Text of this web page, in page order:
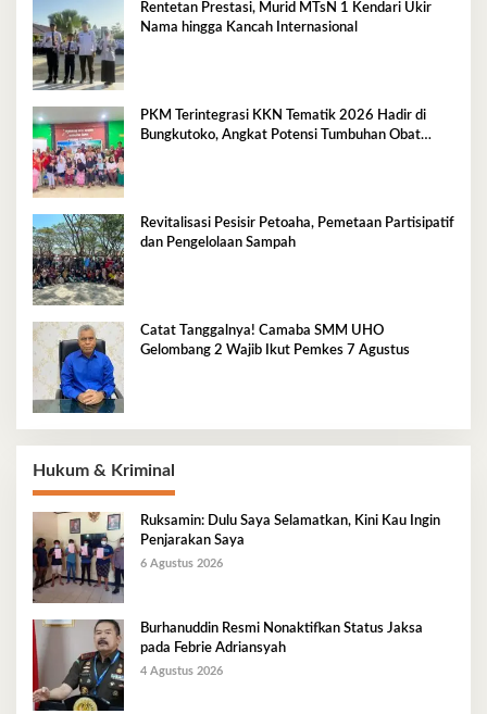
Rentetan Prestasi, Murid MTsN 1 Kendari Ukir
Nama hingga Kancah Internasional
PKM Terintegrasi KKN Tematik 2026 Hadir di
Bungkutoko, Angkat Potensi Tumbuhan Obat
Revitalisasi Pesisir Petoaha, Pemetaan Partisipatif
dan Pengelolaan Sampah
Catat Tanggalnya! Camaba SMM UHO
Gelombang 2 Wajib Ikut Pemkes 7 Agustus
Hukum & Kriminal
Ruksamin: Dulu Saya Selamatkan, Kini Kau Ingin
Penjarakan Saya
6 Agustus 2026
Burhanuddin Resmi Nonaktifkan Status Jaksa
pada Febrie Adriansyah
4 Agustus 2026